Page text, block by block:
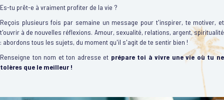
Es-tu prêt-e à vraiment profiter de la vie ?
Reçois plusieurs fois par semaine un message pour t'inspirer, te motiver, et
t'ouvrir à de nouvelles réflexions. Amour, sexualité, relations, argent, spiritualité
: abordons tous les sujets, du moment qu'il s'agit de te sentir bien !
Renseigne ton nom et ton adresse et prépare toi à vivre une vie où tu ne
tolères que le meilleur !